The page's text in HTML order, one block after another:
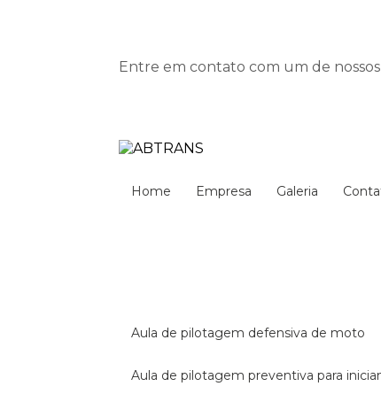
Entre em contato com um de nossos
Home Empresa Galeria
aula de pilotagem defensiva de moto
aula de pilotagem preventiva para